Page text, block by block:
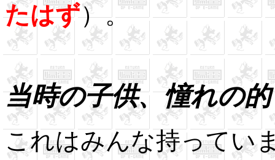
たはず）。
当時の子供、憧れの的
これはみんな持ってい